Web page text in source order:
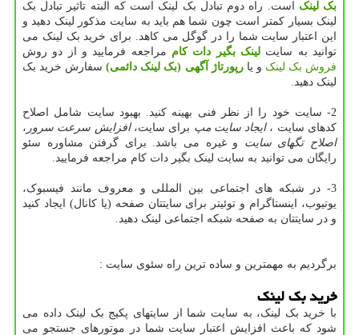
بک لینک است. راه دوم تبادل بک لینک است که البته تاثیر تبادل بک
لینک بسیار کمتر است چون شما هم باید به سایت مذکور لینک دهید و
این اعتبار سایت شما را در گوگل می کاهد. برای خرید بک لینک می
توانید به سایت لینک بگیر دات کام مراجعه فرمایید و از دو روش
فروش بک لینک و یارپورتاژ آگهی (بک لینک دائمی)سفارش خرید بک
لینک دهید.
2- سایت خود را از نظر فنی بهینه کنید. بهبود سایت شامل اصلاح
کدهای سایت ،ایجاد سایت مپ برای سایت،افزایش سرعت سرور ،
اصلاح تگهای سایت و غیره می باشد. برای گرفتن مشاوره سئو
رایگان می توانید به سایت لینک بگیر دات کام مراجعه فرمایید.
3- در شبکه های اجتماعی بین المللی و معروف مانند فیسبوک،
یوتیوب، اینستاگرام و توئیتر برای سایتتان صفحه (یا کانال) ایجاد کنید
و در سایتتان به صفحه شبکه اجتماعی لینک دهید.
برگردیم به مهمترین و ساده ترین راه سئوی سایت :
خرید بک لینک
با خرید بک لینک، به سایت شما از سایتهای پکیج بک لینک داده می
شود که باعث افزایش اعتبار سایت شما در موتورهای جستجو می